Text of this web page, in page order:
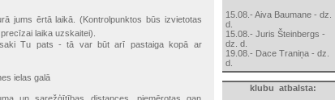
jums ērtā laikā. (Kontrolpunktos būs izvietotas
laika uzskaitei).
Tu pats - tā var būt arī pastaiga kopā ar
ielas galā
15.08.- Aiva Baumane - dz.
d.
15.08.- Juris Šteinbergs -
dz. d.
19.08.- Dace Traniņa - dz.
d.
klubu atbalsta: